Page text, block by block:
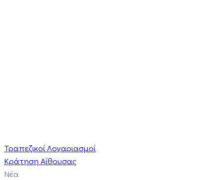
Τραπεζικοί Λογαριασμοί
Κράτηση Αίθουσας
Νέα